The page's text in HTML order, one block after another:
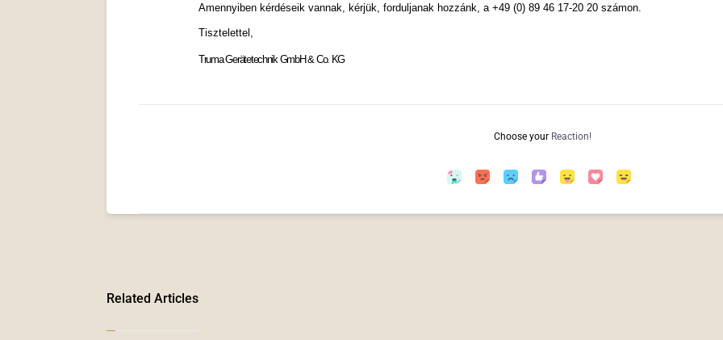
Amennyiben kérdéseik vannak, kérjük, forduljanak hozzánk, a +49 (0) 89 46 17-20 20 számon.
Tisztelettel,
Truma Gerätetechnik GmbH & Co. KG
Choose your Reaction!
Related Articles